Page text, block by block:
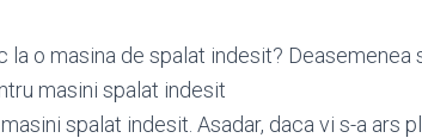
o masina de spalat indesit? Deasemenea
masini spalat indesit
spalat indesit. Asadar, daca vi s-a ars